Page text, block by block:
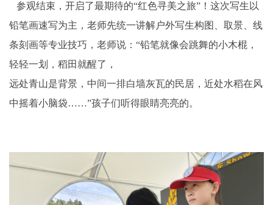
参观结束，开启了最期待的“红色寻美之旅”！这次写生以
铅笔画速写为主，老师先统一讲解户外写生构图、取景、线
条刻画等专业技巧，老师说：“铅笔就像会跳舞的小木棍，
轻轻一划，稻田就醒了，
远处青山是背景，中间一排白墙灰瓦的民居，近处水稻在风
中摇着小脑袋……”孩子们听得眼睛亮亮的。